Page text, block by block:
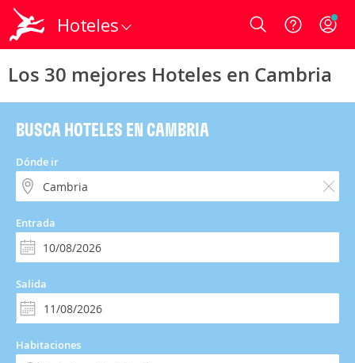
Hoteles Login
Los 30 mejores Hoteles en Cambria
BUSCA HOTELES EN CAMBRIA
Dónde ir
Entrada
Salida
Habitaciones